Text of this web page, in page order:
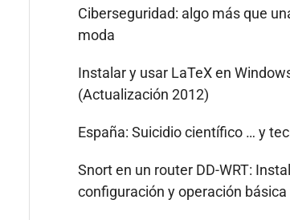
Ciberseguridad: algo más que
moda
Instalar y usar LaTeX en
(Actualización 2012)
España: Suicidio científico … y
Snort en un router DD-WRT:
configuración y operación